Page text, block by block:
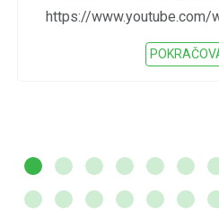
https://www.youtube.com/